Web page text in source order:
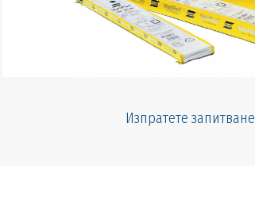
Изпратете запитване